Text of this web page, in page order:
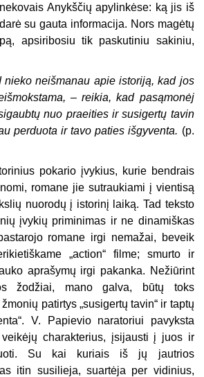
Anykščių apylinkėse: ką jis iš
su gauta informacija. Nors magėtų
apsiribosiu tik paskutiniu sakiniu,
nieko neišmanau apie istoriją, kad jos
– reikia, kad pasąmonėj
nuo praeities ir susigertų tavin
perduota ir tavo paties išgyventa. (p.
pokario įvykius, kurie bendrais
romane jie sutraukiami į vientisą
nuorodų į istorinį laiką. Tad teksto
įvykių priminimas ir ne dinamiškas
romane irgi nemažai, beveik
„action“ filme; smurto ir
aprašymų irgi pakanka. Nežiūrint
žodžiai, mano galva, būtų toks
patirtys „susigertų tavin“ ir taptų
V. Papievio naratoriui pavyksta
charakterius, įsijausti į juos ir
Su kai kuriais iš jų jautrios
itin susilieja, suartėja per vidinius,